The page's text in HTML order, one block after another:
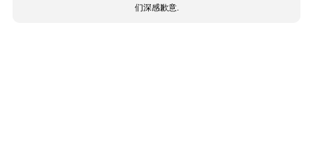
们深感歉意.